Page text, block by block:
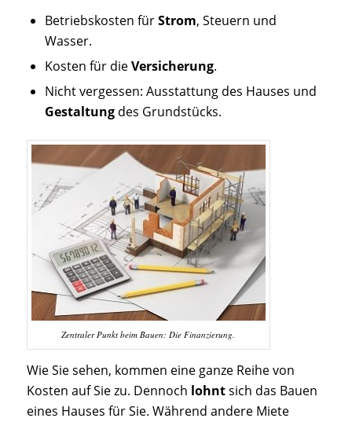
Betriebskosten fürStrom, Steuern und
Wasser.
Kosten für dieVersicherung.
Nicht vergessen: Ausstattung des Hauses und
Gestaltungdes Grundstücks.
Zentraler Punkt beim Bauen: Die Finanzierung.
Wie Sie sehen, kommen eine ganze Reihe von
Kosten auf Sie zu. Dennoch lohntsich das Bauen
eines Hauses für Sie. Während andere Miete